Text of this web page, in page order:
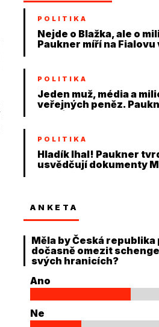
POLITIKA
Nejde o Blažka, ale o
Paukner míří na Fialovu
POLITIKA
Jeden muž, média a
veřejných peněz.
systém
POLITIKA
Hladík lhal! Paukner
usvědčují dokumenty
ANKETA
Měla by Česká
dočasně omezit
svých hranicích?
Ano
Ne